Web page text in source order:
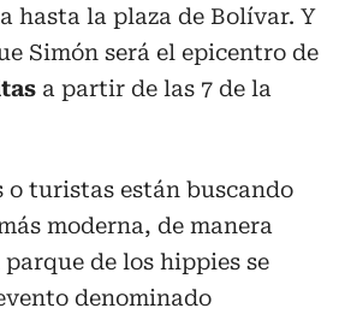
hasta la plaza de Bolívar. Y
Simón será el epicentro de
a partir de las 7 de la
o turistas están buscando
moderna, de manera
de los hippies se
denominado